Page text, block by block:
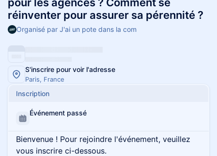
réinventer pour assurer sa pérennité ?
Organisé par J'ai un pote dans la com
S'inscrire pour voir l'adresse
Paris, France
Inscription
Événement passé
Bienvenue ! Pour rejoindre l'événement, veuillez
vous inscrire ci-dessous.